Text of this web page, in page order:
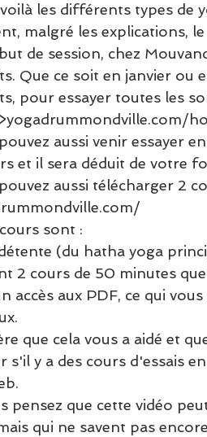
les différents types de
malgré les explications,
de session, chez
Que ce soit en janvier ou
pour essayer toutes les
aussi venir essayer
et il sera déduit de votre
aussi télécharger 2
sont :
(du hatha yoga
2 cours de 50 minutes
accès aux PDF, ce qui
que cela vous a aidé et
s'il y a des cours d'essais
pensez que cette vidéo
qui ne savent pas